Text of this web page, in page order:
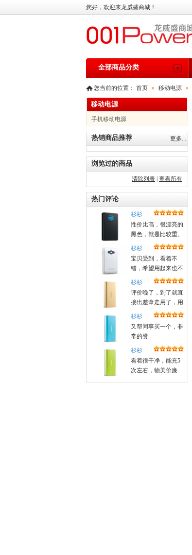
全部商品分类
您好，欢迎来龙威盛商城！
您当前的位置： 首页 » 移动电源 »
移动电源
手机移动电源
热销商品推荐 更多...
浏览过的商品
清除列表 查看所有
热门评论
杉杉
性价比高，很漂亮的
黑色，就是比较重。
杉杉
宝贝受到，看着不
错，希望用起来也不
错！昨天晚上定的，
杉杉
评价晚了，到了就直
接出差拿走用了，用
着很好，好评
杉杉
又帮同事买一个，非
常的赞
杉杉
看着很干净，能充5
次左右，物美价廉